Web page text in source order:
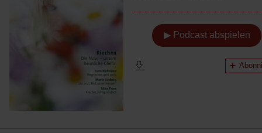
▶ Podcast abspielen